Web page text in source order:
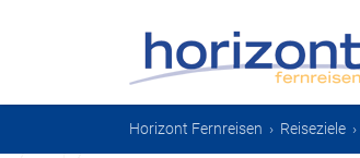
Horizont Fernreisen › Reiseziele ›